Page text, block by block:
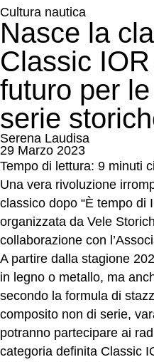
Cultura nautica
Nasce la
Classic IOR
futuro per
serie
Serena Laudisa
29 Marzo 2023
Tempo di lettura: 9 minuti
Una vera rivoluzione
classico dopo “È tempo di
organizzata da Vele
collaborazione con
A partire dalla stagione
in legno o metallo, ma
secondo la formula di
composito non di serie,
potranno partecipare ai
categoria definita Classic